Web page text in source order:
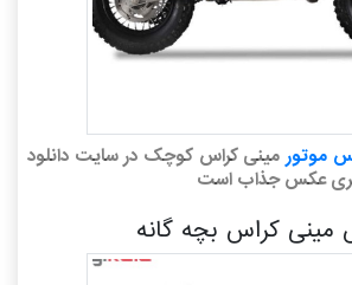
موتور مینی کراس کوچک در سایت دانلود
عکس جذاب است
کراس بچه گانه